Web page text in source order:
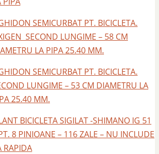
SEMICURBAT PT. BICICLETA.
SECOND LUNGIME – 58 CM
LA PIPA 25.40 MM.
SEMICURBAT PT. BICICLETA.
LUNGIME – 53 CM DIAMETRU LA
25.40 MM.
BICICLETA SIGILAT -SHIMANO IG 51
8 PINIOANE – 116 ZALE – NU INCLUDE
RAPIDA